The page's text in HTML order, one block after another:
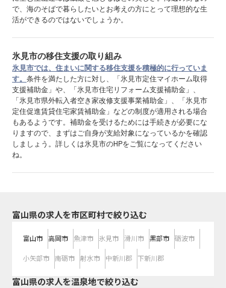
で、海のそばで暮らしたいとお考えの方にとって理想的な生
活ができるのではないでしょうか。
氷見市の移住支援の取り組み
氷見市では、住まいに関する移住支援を積極的に行っていま
す。 条件を満たした方に対し、「氷見市定住マイホーム取得
支援補助金」や、「氷見市住宅リフォーム支援補助金」、
「氷見市県外転入者空き家改修支援事業補助金」、「氷見市
定住促進賃貸住宅家賃補助金」などの制度が適用される場合
もあるようです。補助金を受けるためには手続きが必要にな
りますので、まずはご自身が支給対象になっているかを確認
しましょう。詳しくは氷見市のHPをご覧になってください
ね。
富山県の求人を市区町村で絞り込む
富山市 高岡市 魚津市 氷見市 滑川市 黒部市 砺波市
小矢部市 南砺市 射水市 中新川郡 下新川郡
富山県の求人を温泉地で絞り込む